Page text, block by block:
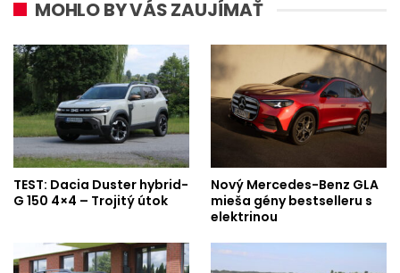
MOHLO BY VÁS ZAUJÍMAŤ
TEST: Dacia Duster hybrid-
G 150 4×4 – Trojitý útok
Nový Mercedes-Benz GLA
mieša gény bestselleru s
elektrinou